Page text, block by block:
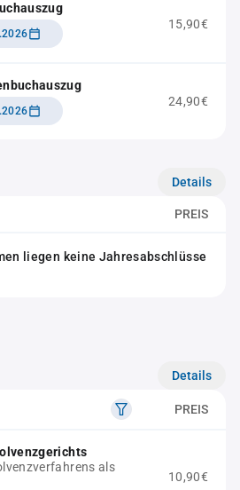
15,90€
24,90€
Details
PREIS
liegen keine Jahresabschlüsse
Details
PREIS
als
10,90€